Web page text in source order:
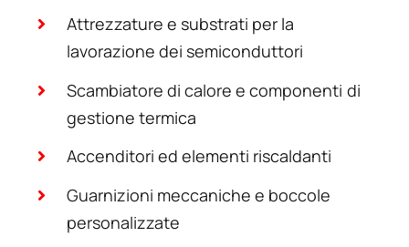
Attrezzature e substrati per la
lavorazione dei semiconduttori
Scambiatore di calore e componenti di
gestione termica
Accenditori ed elementi riscaldanti
Guarnizioni meccaniche e boccole
personalizzate